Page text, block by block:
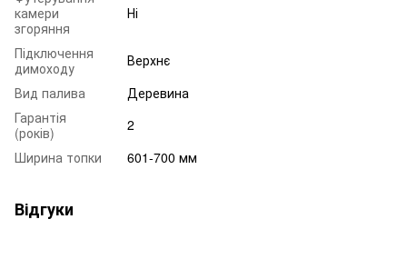
камери
згоряння
Ні
Підключення
димоходу
Верхнє
Вид палива
Деревина
Гарантія
(років)
2
Ширина топки
601-700 мм
Відгуки